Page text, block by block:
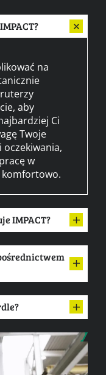
na
aby
Ci
Twoje
w
komfortowo.
IMPACT?